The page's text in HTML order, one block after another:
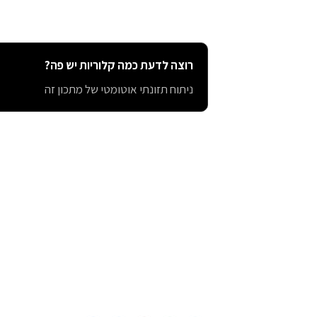
רוצה לדעת כמה קלוריות יש פה?
ניתוח תזונתי אוטומטי של מתכון זה